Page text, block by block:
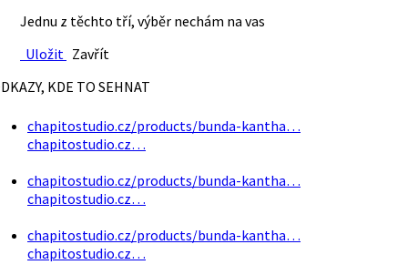
Jednu z těchto tří, výběr nechám na vas
Uložit Zavřít
KDE TO SEHNAT
chapitostudio.cz/products/bunda-kantha…
chapitostudio.cz…
chapitostudio.cz/products/bunda-kantha…
chapitostudio.cz…
chapitostudio.cz/products/bunda-kantha…
chapitostudio.cz…